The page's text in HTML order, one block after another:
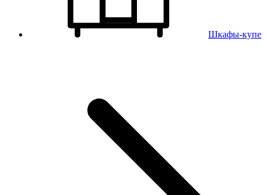
Шкафы-купе